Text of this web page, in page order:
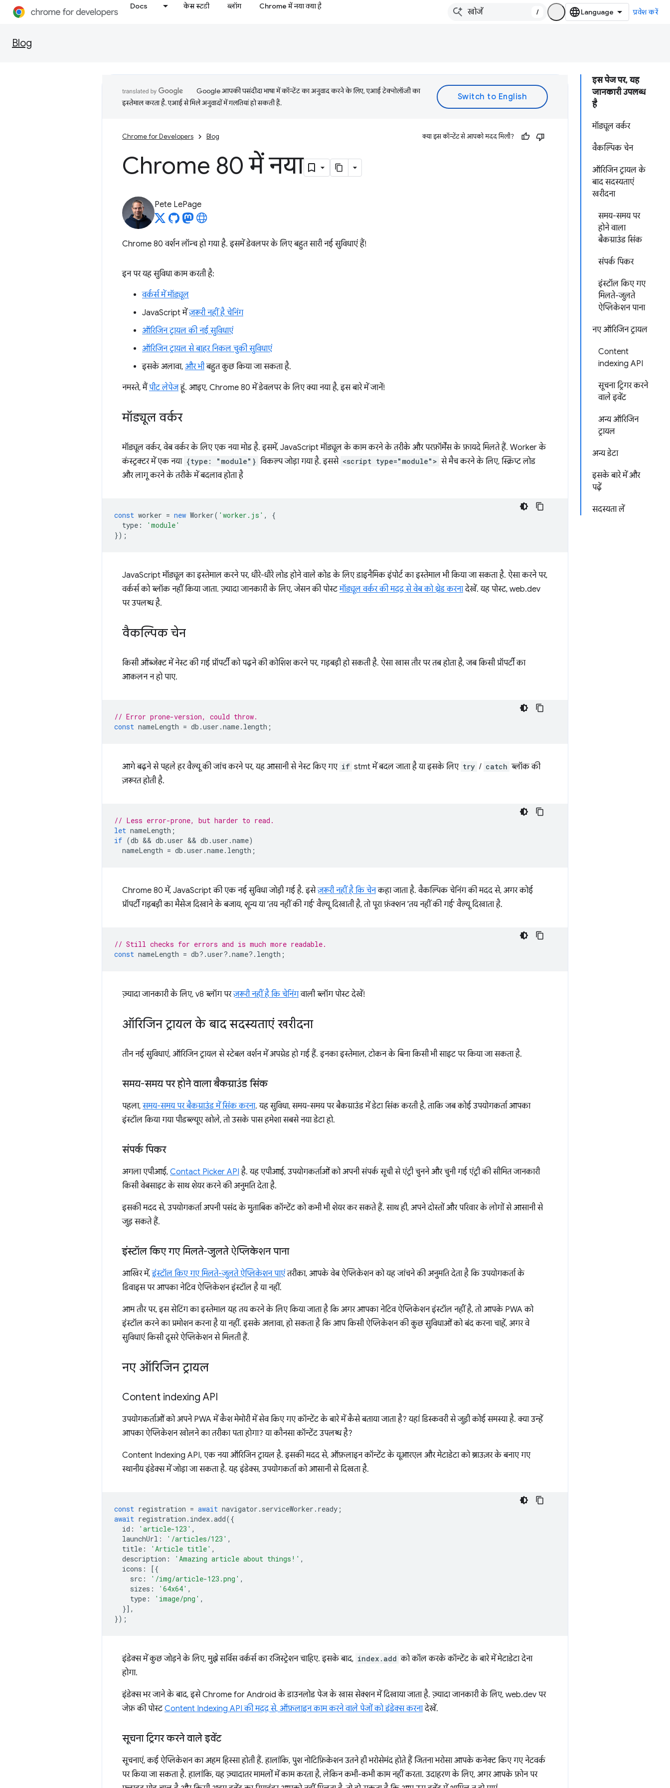
Docs केस स्टडी ब्लॉग Chrome में नया क्या है
/ प्रवेश करें
Blog
इस पेज पर, यह
जानकारी उपलब्ध
है
मॉड्यूल वर्कर
वैकल्पिक चेन
ऑरिजिन ट्रायल के
बाद सदस्यताएं
खरीदना
समय-समय पर
होने वाला
बैकग्राउंड सिंक
संपर्क पिकर
इंस्टॉल किए गए
मिलते-जुलते
ऐप्लिकेशन पाना
नए ऑरिजिन ट्रायल
Content
indexing API
सूचना ट्रिगर करने
वाले इवेंट
अन्य ऑरिजिन
ट्रायल
अन्य डेटा
इसके बारे में और
पढ़ें
सदस्यता लें
Google आपकी पसंदीदा भाषा में कॉन्टेंट का अनुवाद करने के लिए, एआई टेक्नोलॉजी का
इस्तेमाल करता है. एआई से मिले अनुवादों में गलतियां हो सकती हैं.
Chrome for Developers Blog क्या इस कॉन्टेंट से आपको मदद मिली?
Chrome 80 में नया
Pete LePage
Chrome 80 वर्शन लॉन्च हो गया है. इसमें डेवलपर के लिए बहुत सारी नई सुविधाएं हैं!
इन पर यह सुविधा काम करती है:
वर्कर्स में मॉड्यूल
JavaScript मेंज़रूरी नहीं है चेनिंग
ऑरिजिन ट्रायल की नई सुविधाएं
ऑरिजिन ट्रायल से बाहर निकल चुकी सुविधाएं
इसके अलावा, और भीबहुत कुछ किया जा सकता है.
नमस्ते, मैंपीट लेपेजहूं. आइए, Chrome 80 में डेवलपर के लिए क्या नया है, इस बारे में जानें!
मॉड्यूल वर्कर
मॉड्यूल वर्कर, वेब वर्कर के लिए एक नया मोड है. इसमें, JavaScript मॉड्यूल के काम करने के तरीके और परफ़ॉर्मेंस के फ़ायदे मिलते हैं. Worker के
कंस्ट्रक्टर में एक नया {type: "module"} विकल्प जोड़ा गया है. इससे <script type="module"> से मैच करने के लिए, स्क्रिप्ट लोड
और लागू करने के तरीके में बदलाव होता है
const worker = new Worker( 'worker.js' ,
{
type :
'module'
});
JavaScript मॉड्यूल का इस्तेमाल करने पर, धीरे-धीरे लोड होने वाले कोड के लिए डाइनैमिक इंपोर्ट का इस्तेमाल भी किया जा सकता है. ऐसा करने पर,
वर्कर्स को ब्लॉक नहीं किया जाता. ज़्यादा जानकारी के लिए, जेसन की पोस्टमॉड्यूल वर्कर की मदद से वेब को थ्रेड करनादेखें. यह पोस्ट, web.dev
पर उपलब्ध है.
वैकल्पिक चेन
किसी ऑब्जेक्ट में नेस्ट की गई प्रॉपर्टी को पढ़ने की कोशिश करने पर, गड़बड़ी हो सकती है. ऐसा खास तौर पर तब होता है, जब किसी प्रॉपर्टी का
आकलन न हो पाए.
// Error prone-version, could throw.
const nameLength = db .user .name. length ;
आगे बढ़ने से पहले हर वैल्यू की जांच करने पर, यह आसानी से नेस्ट किए गए if stmt में बदल जाता है या इसके लिए try / catch ब्लॉक की
ज़रूरत होती है.
// Less error-prone, but harder to read.
let nameLength ;
if (db && db .user && db .user .name)
nameLength = db .user .name. length ;
Chrome 80 में, JavaScript की एक नई सुविधा जोड़ी गई है. इसेज़रूरी नहीं है कि चेनकहा जाता है. वैकल्पिक चेनिंग की मदद से, अगर कोई
प्रॉपर्टी गड़बड़ी का मैसेज दिखाने के बजाय, शून्य या 'तय नहीं की गई' वैल्यू दिखाती है, तो पूरा फ़ंक्शन 'तय नहीं की गई' वैल्यू दिखाता है.
// Still checks for errors and is much more readable.
const nameLength = db? .user? .name? . length ;
ज़्यादा जानकारी के लिए, v8 ब्लॉग परज़रूरी नहीं है कि चेनिंगवाली ब्लॉग पोस्ट देखें!
ऑरिजिन ट्रायल के बाद सदस्यताएं खरीदना
तीन नई सुविधाएं, ऑरिजिन ट्रायल से स्टेबल वर्शन में अपग्रेड हो गई हैं. इनका इस्तेमाल, टोकन के बिना किसी भी साइट पर किया जा सकता है.
समय-समय पर होने वाला बैकग्राउंड सिंक
पहला,समय-समय पर बैकग्राउंड में सिंक करना. यह सुविधा, समय-समय पर बैकग्राउंड में डेटा सिंक करती है, ताकि जब कोई उपयोगकर्ता आपका
इंस्टॉल किया गया पीडब्ल्यूए खोले, तो उसके पास हमेशा सबसे नया डेटा हो.
संपर्क पिकर
अगला एपीआई, Contact Picker API है. यह एपीआई, उपयोगकर्ताओं को अपनी संपर्क सूची से एंट्री चुनने और चुनी गई एंट्री की सीमित जानकारी
किसी वेबसाइट के साथ शेयर करने की अनुमति देता है.
इसकी मदद से, उपयोगकर्ता अपनी पसंद के मुताबिक कॉन्टेंट को कभी भी शेयर कर सकते हैं. साथ ही, अपने दोस्तों और परिवार के लोगों से आसानी से
जुड़ सकते हैं.
इंस्टॉल किए गए मिलते-जुलते ऐप्लिकेशन पाना
आखिर में,इंस्टॉल किए गए मिलते-जुलते ऐप्लिकेशन पाएंतरीका, आपके वेब ऐप्लिकेशन को यह जांचने की अनुमति देता है कि उपयोगकर्ता के
डिवाइस पर आपका नेटिव ऐप्लिकेशन इंस्टॉल है या नहीं.
आम तौर पर, इस सेटिंग का इस्तेमाल यह तय करने के लिए किया जाता है कि अगर आपका नेटिव ऐप्लिकेशन इंस्टॉल नहीं है, तो आपके PWA को
इंस्टॉल करने का प्रमोशन करना है या नहीं. इसके अलावा, हो सकता है कि आप किसी ऐप्लिकेशन की कुछ सुविधाओं को बंद करना चाहें, अगर वे
सुविधाएं किसी दूसरे ऐप्लिकेशन से मिलती हैं.
नए ऑरिजिन ट्रायल
Content indexing API
उपयोगकर्ताओं को अपने PWA में कैश मेमोरी में सेव किए गए कॉन्टेंट के बारे में कैसे बताया जाता है? यहां डिस्कवरी से जुड़ी कोई समस्या है. क्या उन्हें
आपका ऐप्लिकेशन खोलने का तरीका पता होगा? या कौनसा कॉन्टेंट उपलब्ध है?
Content Indexing API, एक नया ऑरिजिन ट्रायल है. इसकी मदद से, ऑफ़लाइन कॉन्टेंट के यूआरएल और मेटाडेटा को ब्राउज़र के बनाए गए
स्थानीय इंडेक्स में जोड़ा जा सकता है. यह इंडेक्स, उपयोगकर्ता को आसानी से दिखता है.
const registration = await navigator . serviceWorker . ready ;
await registration . index.add({
id : 'article-123' ,
launchUrl : '/articles/123' ,
title : 'Article title' ,
description : 'Amazing article about things!' ,
icons :
[{
src : '/img/article-123.png' ,
sizes : '64x64' ,
type : 'image/png' ,
}],
});
इंडेक्स में कुछ जोड़ने के लिए, मुझे सर्विस वर्कर्स का रजिस्ट्रेशन चाहिए. इसके बाद, index.add को कॉल करके कॉन्टेंट के बारे में मेटाडेटा देना
होगा.
इंडेक्स भर जाने के बाद, इसे Chrome for Android के डाउनलोड पेज के खास सेक्शन में दिखाया जाता है. ज़्यादा जानकारी के लिए, web.dev पर
जेफ़ की पोस्टContent Indexing API की मदद से, ऑफ़लाइन काम करने वाले पेजों को इंडेक्स करनादेखें.
सूचना ट्रिगर करने वाले इवेंट
सूचनाएं, कई ऐप्लिकेशन का अहम हिस्सा होती हैं. हालांकि, पुश नोटिफ़िकेशन उतने ही भरोसेमंद होते हैं जितना भरोसा आपके कनेक्ट किए गए नेटवर्क
पर किया जा सकता है. हालांकि, यह ज़्यादातर मामलों में काम करता है, लेकिन कभी-कभी काम नहीं करता. उदाहरण के लिए, अगर आपके फ़ोन पर